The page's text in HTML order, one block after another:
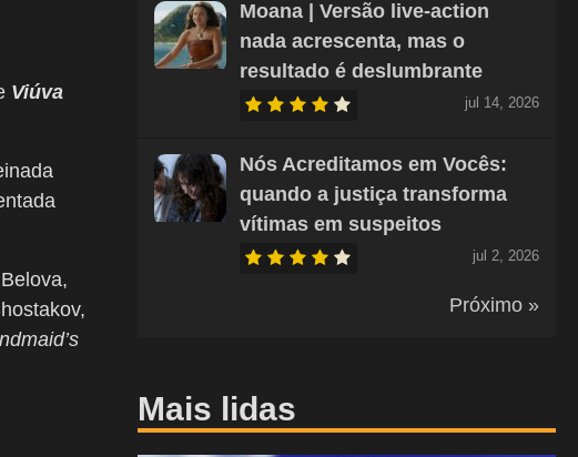
Viúva
Moana | Versão live-action
nada acrescenta, mas o
resultado é deslumbrante
jul 14, 2026
Nós Acreditamos em Vocês:
quando a justiça transforma
vítimas em suspeitos
jul 2, 2026
Próximo »
Mais lidas